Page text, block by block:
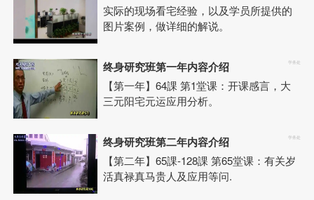
实际的现场看宅经验，以及学员所提供的
图片案例，做详细的解说。
学务处
终身研究班第一年内容介绍
【第一年】64課 第1堂课：开课感言，大
三元阳宅元运应用分析。
学务处
终身研究班第二年内容介绍
【第二年】65課-128課 第65堂课：有关岁
活真禄真马贵人及应用等问.